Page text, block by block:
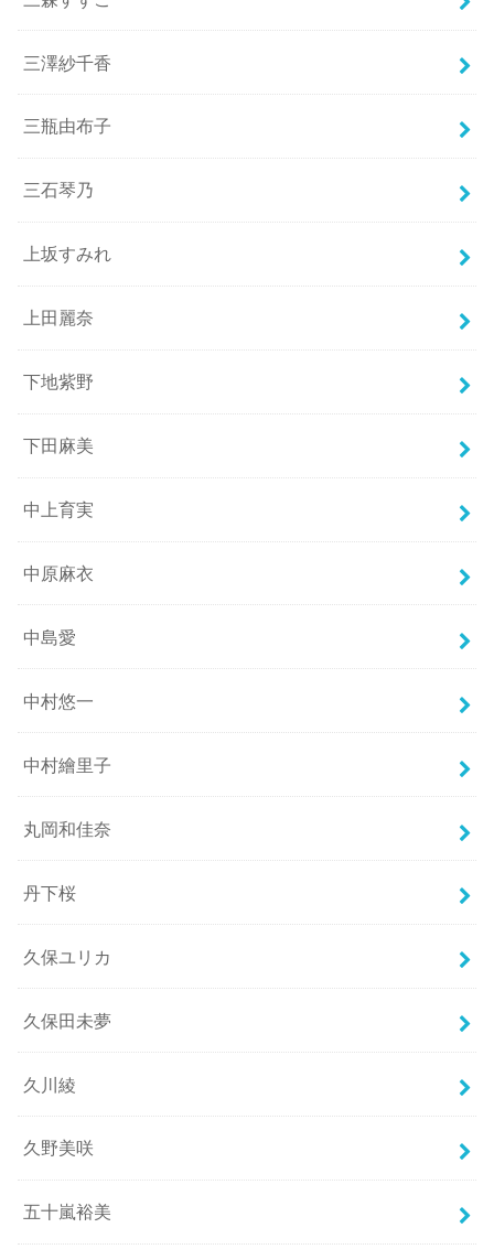
三澤紗千香
三瓶由布子
三石琴乃
上坂すみれ
上田麗奈
下地紫野
下田麻美
中上育実
中原麻衣
中島愛
中村悠一
中村繪里子
丸岡和佳奈
丹下桜
久保ユリカ
久保田未夢
久川綾
久野美咲
五十嵐裕美